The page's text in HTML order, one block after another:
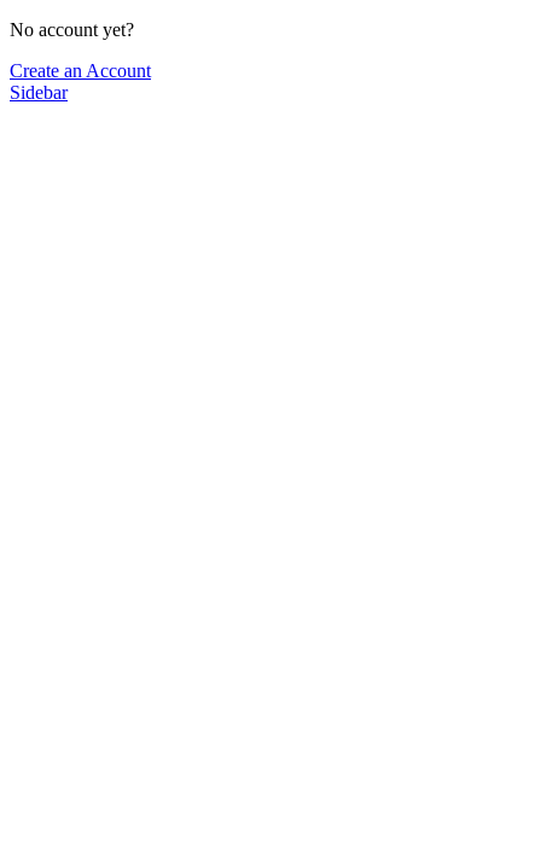
No account yet?
Create an Account
Sidebar